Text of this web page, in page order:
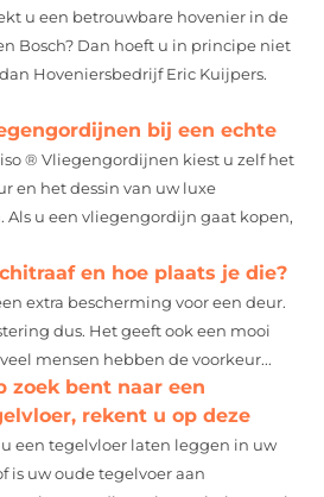
u een betrouwbare hovenier in de
Bosch? Dan hoeft u in principe niet
Hoveniersbedrijf Eric Kuijpers.
bij een echte
® Vliegengordijnen kiest u zelf het
en het dessin van uw luxe
u een vliegengordijn gaat kopen,
en hoe plaats je die?
extra bescherming voor een deur.
dus. Het geeft ook een mooi
mensen hebben de voorkeur...
zoek bent naar een
rekent u op deze
een tegelvloer laten leggen in uw
is uw oude tegelvoer aan